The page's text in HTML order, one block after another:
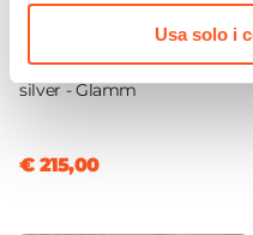
Usa solo i
CODICE:GLAMM
idromassaggio alluminio
silver - Glamm
€ 215,00